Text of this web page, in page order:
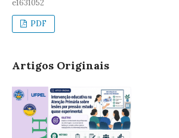
e1631052
PDF
Artigos Originais